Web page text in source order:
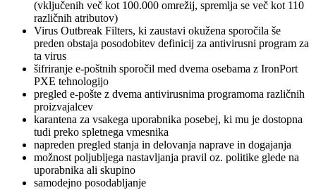
(vključenih več kot 100.000 omrežij, spremlja se več kot 110
različnih atributov)
Virus Outbreak Filters, ki zaustavi okužena sporočila še
preden obstaja posodobitev definicij za antivirusni program za
ta virus
šifriranje e-poštnih sporočil med dvema osebama z IronPort
PXE tehnologijo
pregled e-pošte z dvema antivirusnima programoma različnih
proizvajalcev
karantena za vsakega uporabnika posebej, ki mu je dostopna
tudi preko spletnega vmesnika
napreden pregled stanja in delovanja naprave in dogajanja
možnost poljubljega nastavljanja pravil oz. politike glede na
uporabnika ali skupino
samodejno posodabljanje